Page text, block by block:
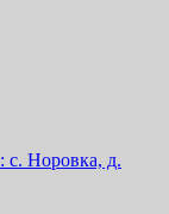
с. Норовка, д.